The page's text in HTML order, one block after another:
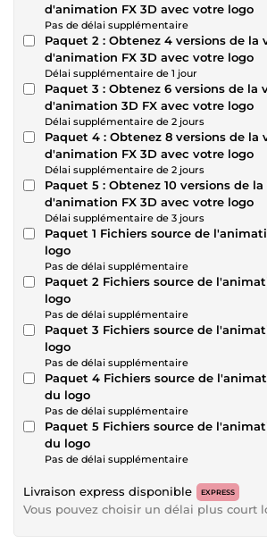
d'animation FX 3D avec votre logo
Pas de délai supplémentaire
Paquet 2 : Obtenez 4 versions de la
d'animation FX 3D avec votre logo
Délai supplémentaire de 1 jour
Paquet 3 : Obtenez 6 versions de la
d'animation 3D FX avec votre logo
Délai supplémentaire de 2 jours
Paquet 4 : Obtenez 8 versions de la
d'animation FX 3D avec votre logo
Délai supplémentaire de 2 jours
Paquet 5 : Obtenez 10 versions de
d'animation FX 3D avec votre logo
Délai supplémentaire de 3 jours
Paquet 1 Fichiers source de
logo
Pas de délai supplémentaire
Paquet 2 Fichiers source de
logo
Pas de délai supplémentaire
Paquet 3 Fichiers source de
logo
Pas de délai supplémentaire
Paquet 4 Fichiers source de
du logo
Pas de délai supplémentaire
Paquet 5 Fichiers source de
du logo
Pas de délai supplémentaire
Livraison express disponible EXPRESS
Vous pouvez choisir un délai plus court